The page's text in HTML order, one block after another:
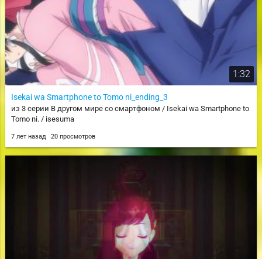
1:32
Isekai wa Smartphone to Tomo ni_ending_3
из 3 серии В другом мире со смартфоном / Isekai wa Smartphone to
Tomo ni. / isesuma
7 лет назад 20 просмотров